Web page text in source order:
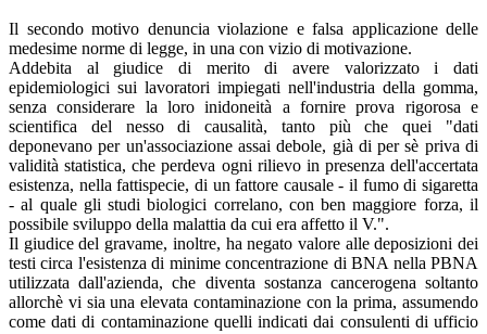
Il secondo motivo denuncia violazione e falsa applicazione delle
medesime norme di legge, in una con vizio di motivazione.
Addebita al giudice di merito di avere valorizzato i dati
epidemiologici sui lavoratori impiegati nell'industria della gomma,
senza considerare la loro inidoneità a fornire prova rigorosa e
scientifica del nesso di causalità, tanto più che quei "dati
deponevano per un'associazione assai debole, già di per sè priva di
validità statistica, che perdeva ogni rilievo in presenza dell'accertata
esistenza, nella fattispecie, di un fattore causale - il fumo di sigaretta
- al quale gli studi biologici correlano, con ben maggiore forza, il
possibile sviluppo della malattia da cui era affetto il V.".
Il giudice del gravame, inoltre, ha negato valore alle deposizioni dei
testi circa l'esistenza di minime concentrazione di BNA nella PBNA
utilizzata dall'azienda, che diventa sostanza cancerogena soltanto
allorchè vi sia una elevata contaminazione con la prima, assumendo
come dati di contaminazione quelli indicati dai consulenti di ufficio